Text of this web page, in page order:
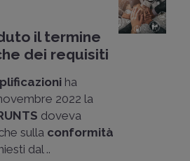
il termine
dei requisiti
ha
2022 la
doveva
sulla conformità
dal ..